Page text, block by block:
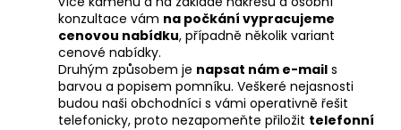
konzultace vám na počkání vypracujeme
cenovou nabídku, případně několik variant
cenové nabídky.
Druhým způsobem je napsat nám e-mail s
barvou a popisem pomníku. Veškeré nejasnosti
budou naši obchodníci s vámi operativně řešit
telefonicky, proto nezapomeňte přiložit telefonní